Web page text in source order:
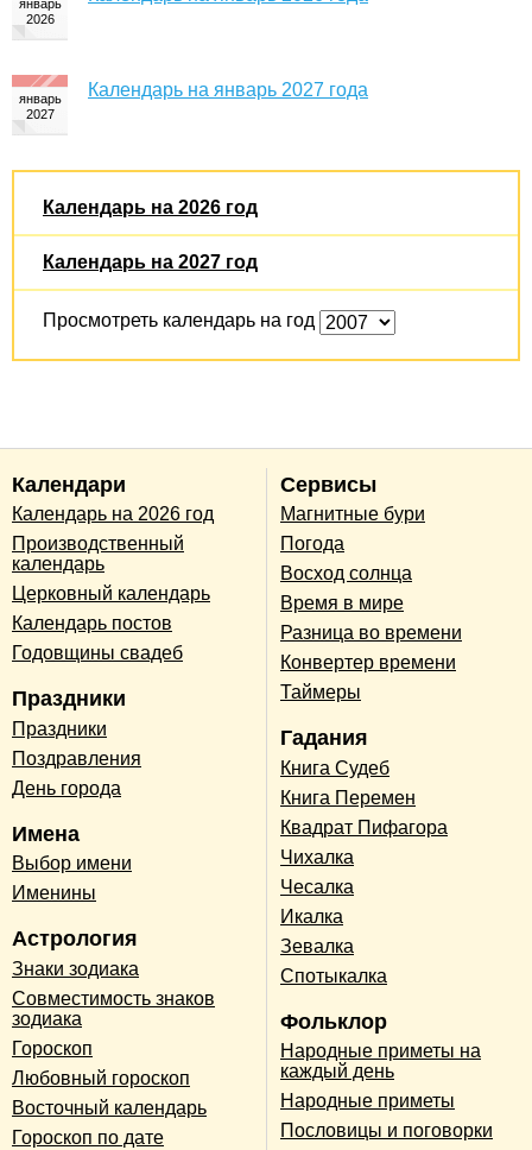
Календарь на январь 2027 года
Календарь на 2026 год
Календарь на 2027 год
Просмотреть календарь на год
Календари
Календарь на 2026 год
Производственный
календарь
Церковный календарь
Календарь постов
Годовщины свадеб
Праздники
Праздники
Поздравления
День города
Имена
Выбор имени
Именины
Астрология
Знаки зодиака
Совместимость знаков
зодиака
Гороскоп
Любовный гороскоп
Восточный календарь
Гороскоп по дате
Сервисы
Магнитные бури
Погода
Восход солнца
Время в мире
Разница во времени
Конвертер времени
Таймеры
Гадания
Книга Судеб
Книга Перемен
Квадрат Пифагора
Чихалка
Чесалка
Икалка
Зевалка
Спотыкалка
Фольклор
Народные приметы на
каждый день
Народные приметы
Пословицы и поговорки